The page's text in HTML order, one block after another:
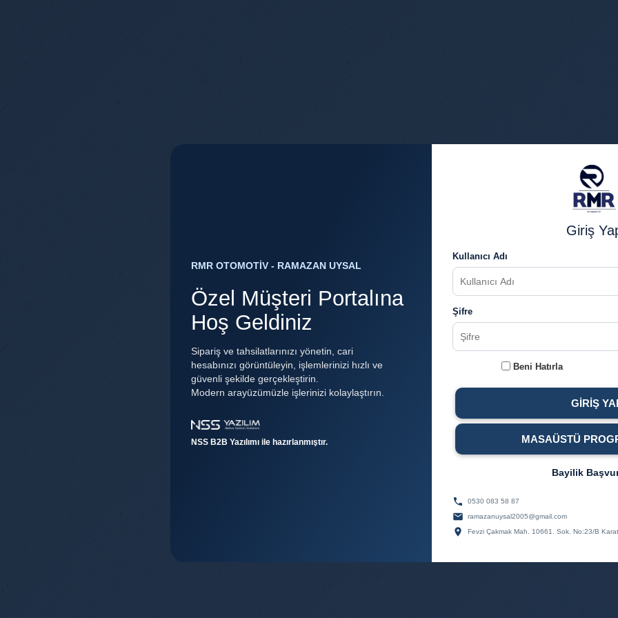
RMR OTOMOTİV - RAMAZAN UYSAL
Özel Müşteri Portalına
Hoş Geldiniz
Sipariş ve tahsilatlarınızı yönetin, cari
hesabınızı görüntüleyin, işlemlerinizi hızlı ve
güvenli şekilde gerçekleştirin.
Modern arayüzümüzle işlerinizi kolaylaştırın.
NSS B2B Yazılımı ile hazırlanmıştır.
Giriş
Kullanıcı Adı
Şifre
Beni Hatırla
GIRIŞ
MASAÜSTÜ
Bayilik
0530 083 58 87
ramazanuysal2005@gmail.com
Fevzi Çakmak Mah. 10661. Sok. No:23/B